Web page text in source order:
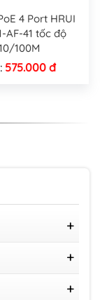
(≤100 mét)
4 Port HRUI
AF-41 tốc độ
100M
575.000 đ